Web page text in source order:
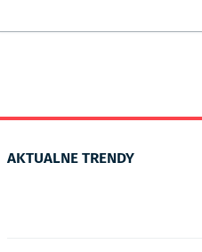
AKTUALNE TRENDY